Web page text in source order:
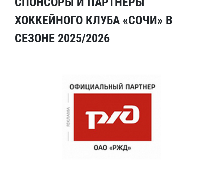
ХОККЕЙНОГО КЛУБА «СОЧИ» В
СЕЗОНЕ 2025/2026